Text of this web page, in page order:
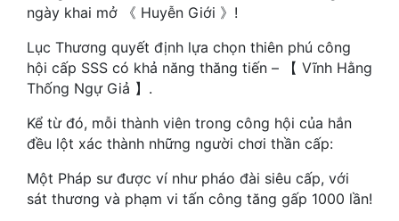
Huyền Huyễn
Huyền Ảo
Hài Hước
Hệ Thống
ngày khai mở 《 Huyễn Giới 》!
Lục Thương quyết định lựa chọn thiên phú công
hội cấp SSS có khả năng thăng tiến – 【 Vĩnh Hằng
Thống Ngự Giả 】.
Kể từ đó, mỗi thành viên trong công hội của hắn
đều lột xác thành những người chơi thần cấp:
Một Pháp sư được ví như pháo đài siêu cấp, với
sát thương và phạm vi tấn công tăng gấp 1000 lần!